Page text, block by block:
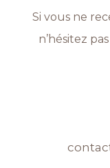
Si vous ne
n’hésitez